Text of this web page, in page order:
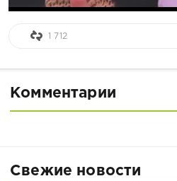
1 712
Комментарии
Свежие новости